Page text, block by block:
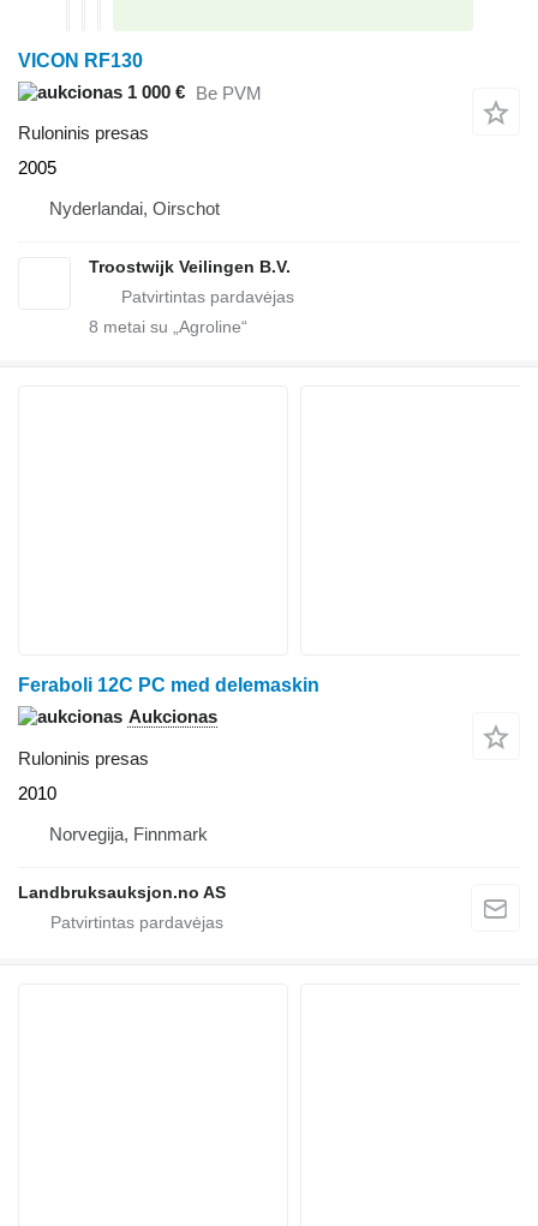
VICON RF130
1 000 € Be PVM
Ruloninis presas
2005
Nyderlandai, Oirschot
Troostwijk Veilingen B.V.
8 metai su „Agroline“
Feraboli 12C PC med delemaskin
Aukcionas
Ruloninis presas
2010
Norvegija, Finnmark
Landbruksauksjon.no AS